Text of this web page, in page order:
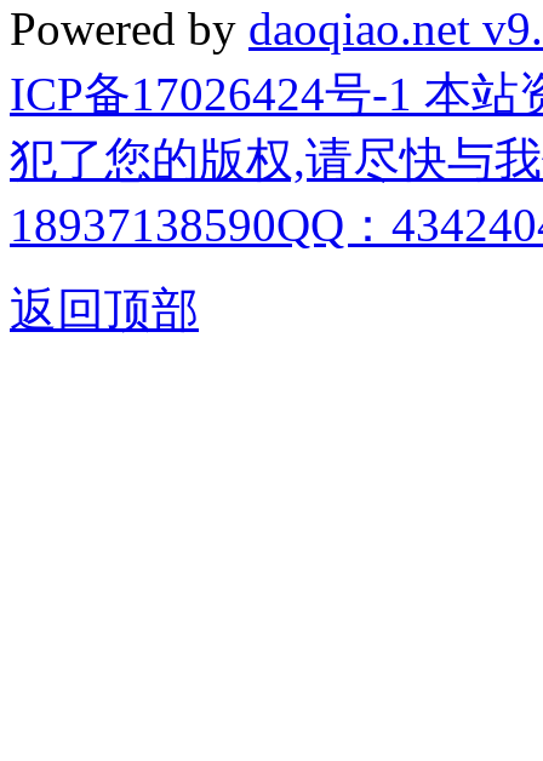
Powered by daoqiao.net
ICP备17026424号-1 本
犯了您的版权,请尽快与
18937138590QQ：
返回顶部